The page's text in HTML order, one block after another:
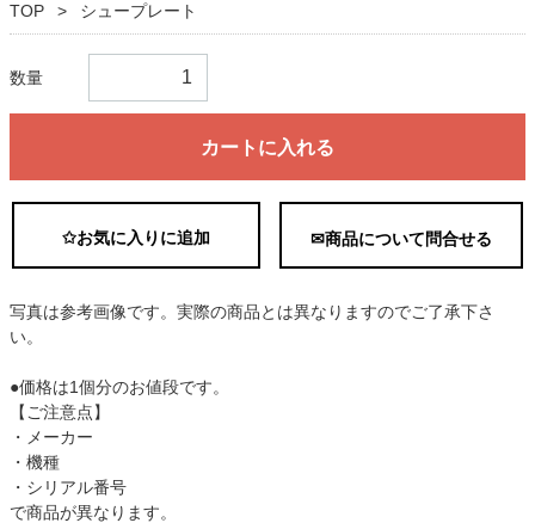
TOP
シュープレート
数量
カートに入れる
✩お気に入りに追加 ✉商品について問合せる
写真は参考画像です。実際の商品とは異なりますのでご了承下さ
い。
●価格は1個分のお値段です。
【ご注意点】
・メーカー
・機種
・シリアル番号
で商品が異なります。